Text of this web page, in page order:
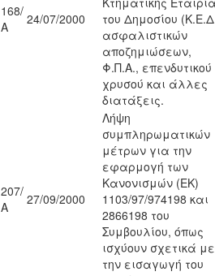
168/
Α
24/07/2000
του Δημοσίου
ασφαλιστικών
αποζημιώσεων,
Φ.Π.Α., επενδυτικού
χρυσού και άλλες
διατάξεις.
207/
Α
27/09/2000
Λήψη
συμπληρωματικών
μέτρων για την
εφαρμογή των
Κανονισμών (ΕΚ)
1103/97/974198 και
2866198 του
Συμβουλίου, όπως
ισχύoυν σχετικά με
την εισαγωγή του